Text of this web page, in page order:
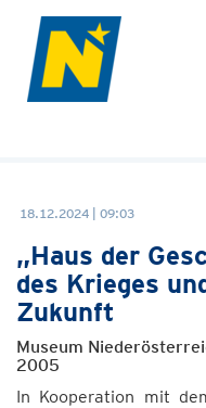
18.12.2024 | 09:03
„Haus der
des Krieges
Zukunft
Museum
2005
In Kooperation mit